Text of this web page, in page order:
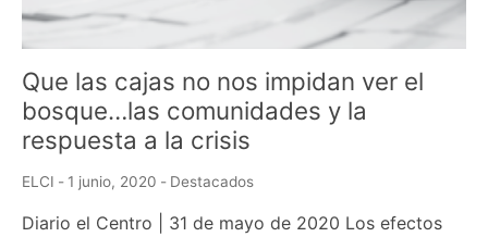
Que las cajas no nos impidan ver el
bosque…las comunidades y la
respuesta a la crisis
ELCI - 1 junio, 2020 - Destacados
Diario el Centro | 31 de mayo de 2020 Los efectos